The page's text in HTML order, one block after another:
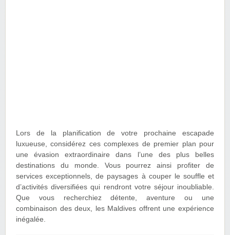
Lors de la planification de votre prochaine escapade
luxueuse, considérez ces complexes de premier plan pour
une évasion extraordinaire dans l’une des plus belles
destinations du monde. Vous pourrez ainsi profiter de
services exceptionnels, de paysages à couper le souffle et
d’activités diversifiées qui rendront votre séjour inoubliable.
Que vous recherchiez détente, aventure ou une
combinaison des deux, les Maldives offrent une expérience
inégalée.